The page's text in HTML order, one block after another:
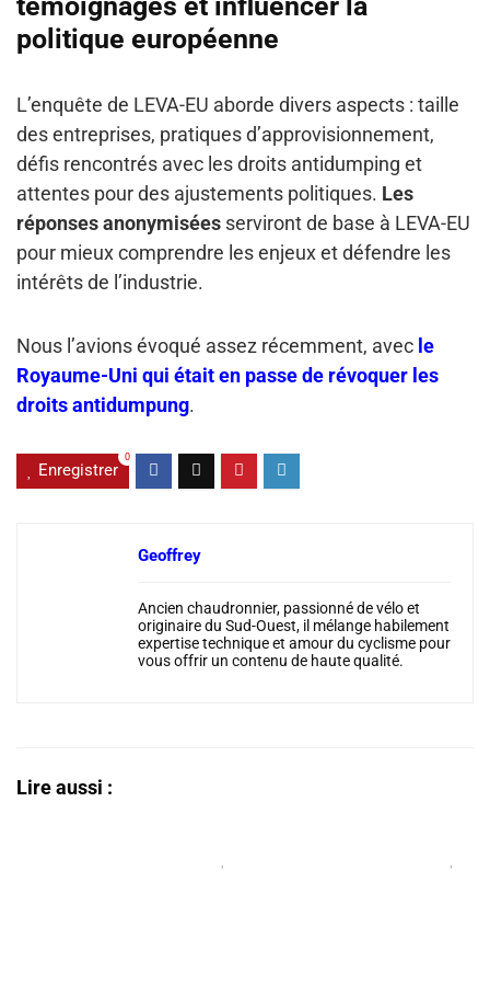
politique européenne
L’enquête de LEVA-EU aborde divers aspects : taille
des entreprises, pratiques d’approvisionnement,
défis rencontrés avec les droits antidumping et
attentes pour des ajustements politiques. Les
réponses anonymisées serviront de base à LEVA-EU
pour mieux comprendre les enjeux et défendre les
intérêts de l’industrie.
Nous l’avions évoqué assez récemment, avec le
Royaume-Uni qui était en passe de révoquer les
droits antidumpung.
Enregistrer
0
Geoffrey
Ancien chaudronnier, passionné de vélo et
originaire du Sud-Ouest, il mélange habilement
expertise technique et amour du cyclisme pour
vous offrir un contenu de haute qualité.
Lire aussi :